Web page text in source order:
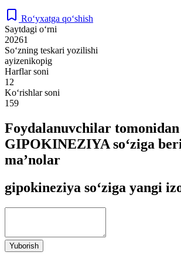
Ro‘yxatga qo‘shish
Saytdagi o‘rni
20261
So‘zning teskari yozilishi
ayizenikopig
Harflar soni
12
Ko‘rishlar soni
159
Foydalanuvchilar tomonidan
GIPOKINEZIYA so‘ziga
ma’nolar
gipokineziya so‘ziga yangi
Yuborish